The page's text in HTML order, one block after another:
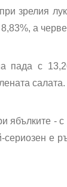
зрелия
а
пада с
салата.
ябълките -
сериозен е